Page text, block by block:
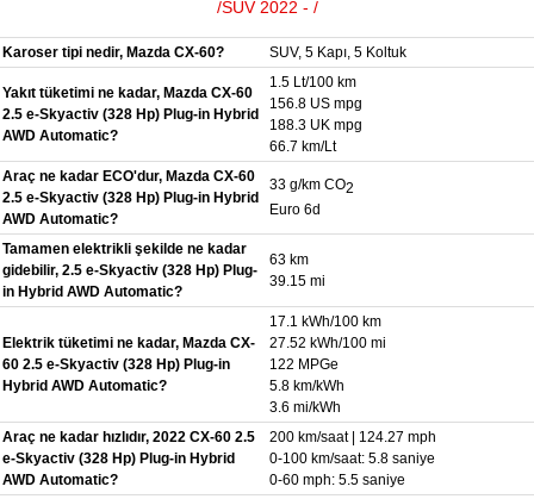
/SUV 2022 - /
Karoser tipi nedir, Mazda CX-60? SUV, 5 Kapı, 5 Koltuk
Yakıt tüketimi ne kadar, Mazda CX-60
2.5 e-Skyactiv (328 Hp) Plug-in Hybrid
AWD Automatic?
1.5 Lt/100 km
156.8 US mpg
188.3 UK mpg
66.7 km/Lt
Araç ne kadar ECO'dur, Mazda CX-60
2.5 e-Skyactiv (328 Hp) Plug-in Hybrid
AWD Automatic?
33 g/km CO2
Euro 6d
Tamamen elektrikli şekilde ne kadar
gidebilir, 2.5 e-Skyactiv (328 Hp) Plug-
in Hybrid AWD Automatic?
63 km
39.15 mi
Elektrik tüketimi ne kadar, Mazda CX-
60 2.5 e-Skyactiv (328 Hp) Plug-in
Hybrid AWD Automatic?
17.1 kWh/100 km
27.52 kWh/100 mi
122 MPGe
5.8 km/kWh
3.6 mi/kWh
Araç ne kadar hızlıdır, 2022 CX-60 2.5
e-Skyactiv (328 Hp) Plug-in Hybrid
AWD Automatic?
200 km/saat | 124.27 mph
0-100 km/saat: 5.8 saniye
0-60 mph: 5.5 saniye